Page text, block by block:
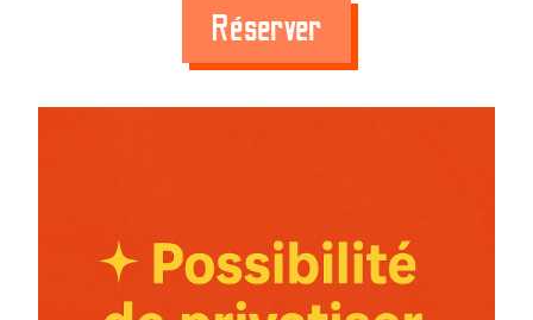
Réserver